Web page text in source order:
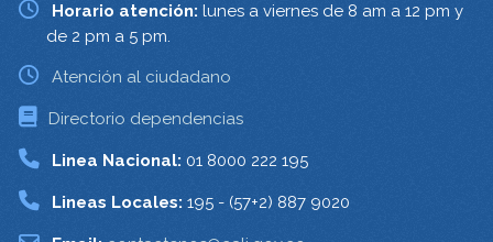
Horario atención: lunes a viernes de 8 am a 12 pm y
de 2 pm a 5 pm.
Atención al ciudadano
Directorio dependencias
Linea Nacional: 01 8000 222 195
Lineas Locales: 195 - (57+2) 887 9020